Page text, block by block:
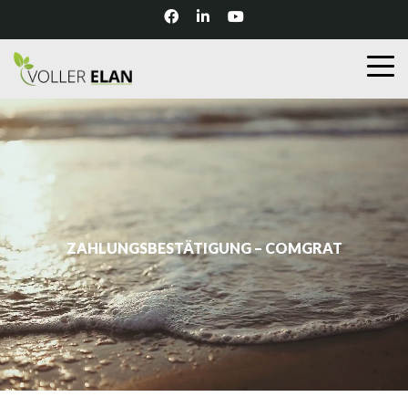
ZAHLUNGSBESTÄTIGUNG – COMGRAT